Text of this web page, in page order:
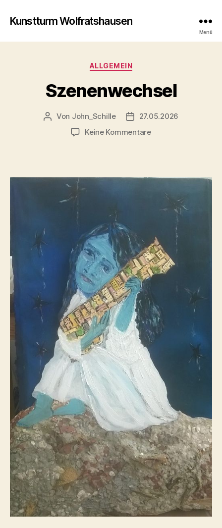
Kunstturm Wolfratshausen
Menü
Kategorien
ALLGEMEIN
Szenenwechsel
Beitragsautor
Von John_Schille Veröffentlichungsdatum
27.05.2026
Keine Kommentarezu